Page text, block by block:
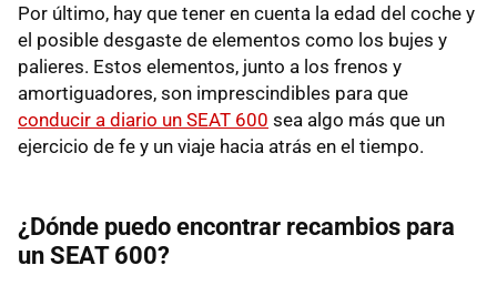
Por último, hay que tener en cuenta la edad del coche y
el posible desgaste de elementos como los bujes y
palieres. Estos elementos, junto a los frenos y
amortiguadores, son imprescindibles para que
conducir a diario un SEAT 600 sea algo más que un
ejercicio de fe y un viaje hacia atrás en el tiempo.
¿Dónde puedo encontrar recambios para
un SEAT 600?